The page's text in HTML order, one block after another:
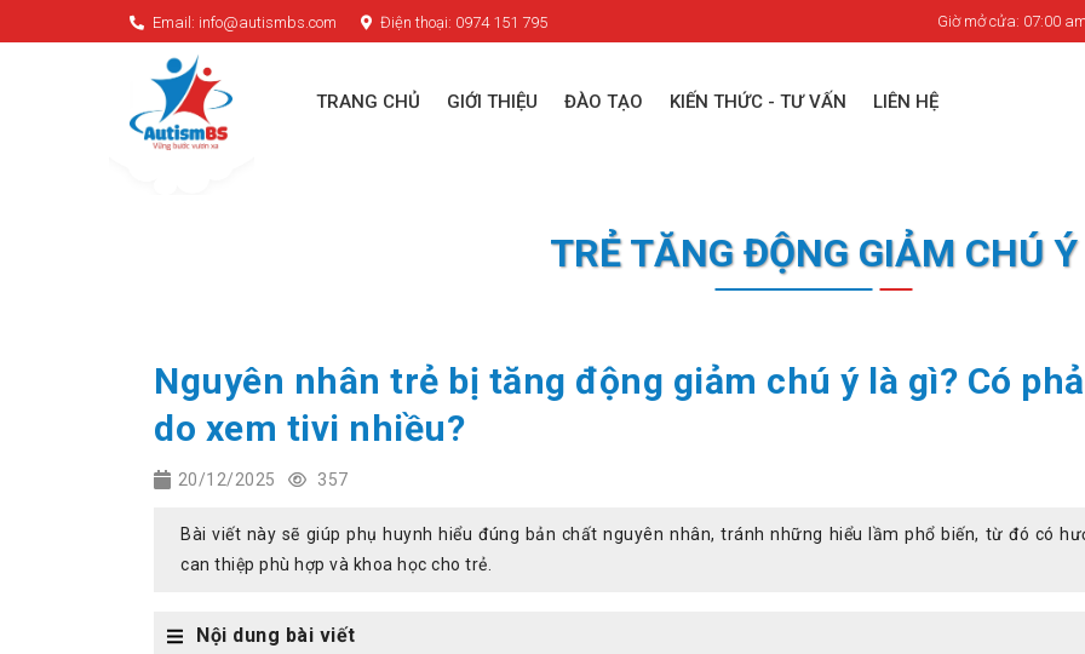
Email: info@autismbs.com Điện thoại: 0974 151 795 Giờ mở cửa: 07:00
TRANG CHỦ GIỚI THIỆU ĐÀO TẠO KIẾN THỨC - TƯ VẤN LIÊN HỆ
TRẺ TĂNG ĐỘNG GIẢM CHÚ Ý
Nguyên nhân trẻ bị tăng động giảm chú ý là gì? Có
do xem tivi nhiều?
20/12/2025 357
Bài viết này sẽ giúp phụ huynh hiểu đúng bản chất nguyên nhân, tránh những hiểu lầm phổ biến, từ đó có
can thiệp phù hợp và khoa học cho trẻ.
Nội dung bài viết